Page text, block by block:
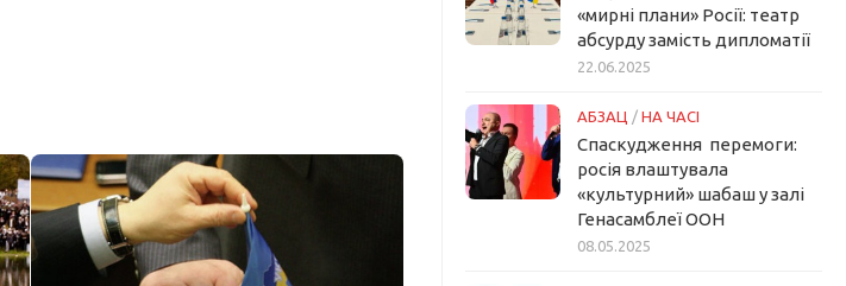
«мирні плани» Росії: театр
абсурду замість дипломатії
22.06.2025
АБЗАЦ / НА ЧАСІ
Спаскудження перемоги:
росія влаштувала
«культурний» шабаш у залі
Генасамблеї ООН
08.05.2025